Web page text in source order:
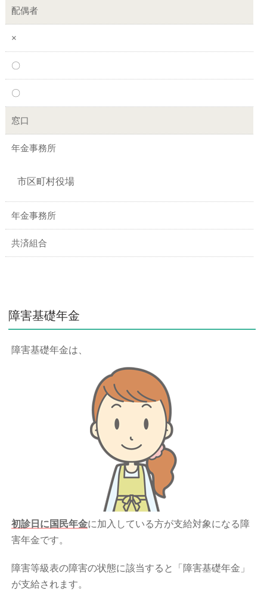
配偶者
×
〇
〇
窓口
年金事務所
市区町村役場
年金事務所
共済組合
障害基礎年金
障害基礎年金は、
初診日に国民年金に加入している方が支給対象になる障
害年金です。
障害等級表の障害の状態に該当すると「障害基礎年金」
が支給されます。